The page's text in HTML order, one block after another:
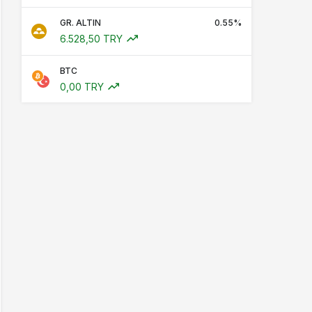
GR. ALTIN 0.55%
6.528,50 TRY
BTC
0,00 TRY